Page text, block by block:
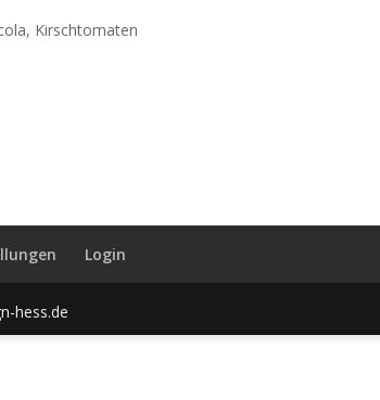
Kirschtomaten
Login
hess.de